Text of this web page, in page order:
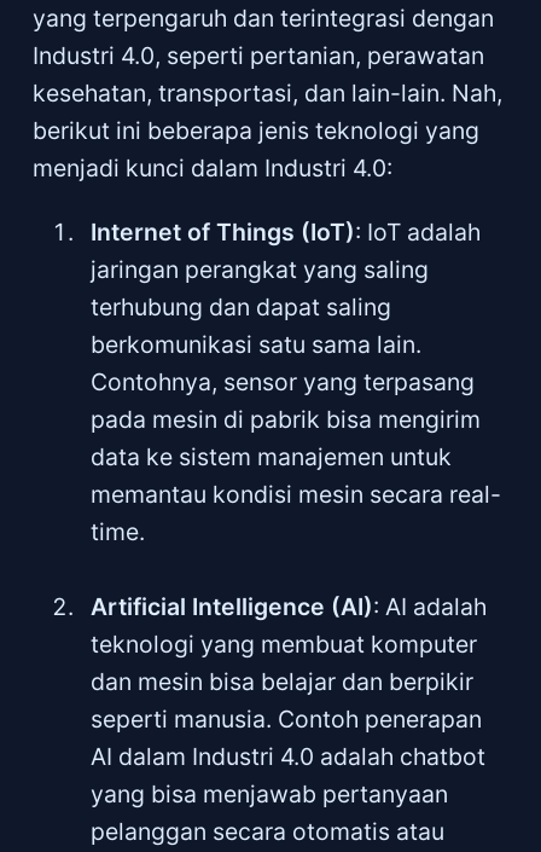
yang terpengaruh dan terintegrasi dengan
Industri 4.0, seperti pertanian, perawatan
kesehatan, transportasi, dan lain-lain. Nah,
berikut ini beberapa jenis teknologi yang
menjadi kunci dalam Industri 4.0:
Internet of Things (IoT): IoT adalah
jaringan perangkat yang saling
terhubung dan dapat saling
berkomunikasi satu sama lain.
Contohnya, sensor yang terpasang
pada mesin di pabrik bisa mengirim
data ke sistem manajemen untuk
memantau kondisi mesin secara real-
time.
Artificial Intelligence (AI): AI adalah
teknologi yang membuat komputer
dan mesin bisa belajar dan berpikir
seperti manusia. Contoh penerapan
AI dalam Industri 4.0 adalah chatbot
yang bisa menjawab pertanyaan
pelanggan secara otomatis atau